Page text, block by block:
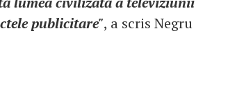
publicitare", a scris Negru